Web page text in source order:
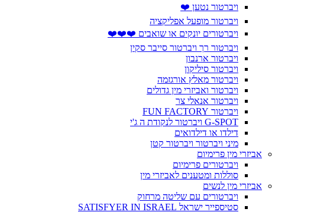
ויברטור נטען ❤️
ויברטור מופעל אפליקציה
ויברטורים יונקים או שואבים ❤️❤️❤️
ויברטור רך ויברטור סייבר סקין
ויברטור ארנבון
ויברטור סיליקון
ויברטור מאלץ אורגזמה
ויברטור ואביזרי מין גדולים
ויברטור אנאלי צר
ויברטור FUN FACTORY
G-SPOT ויברטור לנקודת ה ג'י
דילדו או דילדואים
מיני ויברטור ויברטור קטן
אביזרי מין פרימיום
ויברטורים פרימיום
סוללות ומטענים לאביזרי מין
אביזרי מין לנשים
ויברטורים עם שליטה מרחוק
סטיספייר ישראל SATISFYER IN ISRAEL